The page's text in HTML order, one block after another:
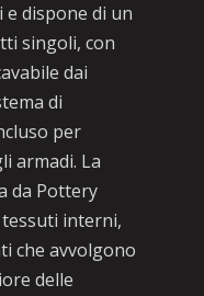
e dispone di un
singoli, con
dai
di
per
armadi. La
da Pottery
tessuti interni,
che avvolgono
delle